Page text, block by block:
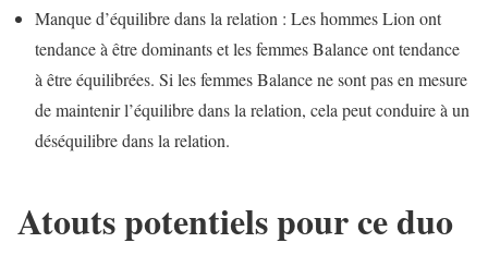
Manque d’équilibre dans la relation : Les hommes Lion ont
tendance à être dominants et les femmes Balance ont tendance
à être équilibrées. Si les femmes Balance ne sont pas en mesure
de maintenir l’équilibre dans la relation, cela peut conduire à un
déséquilibre dans la relation.
Atouts potentiels pour ce duo